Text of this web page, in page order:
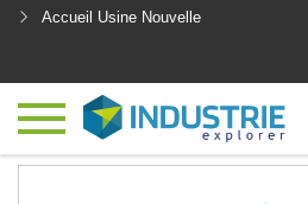
Accueil Usine Nouvelle